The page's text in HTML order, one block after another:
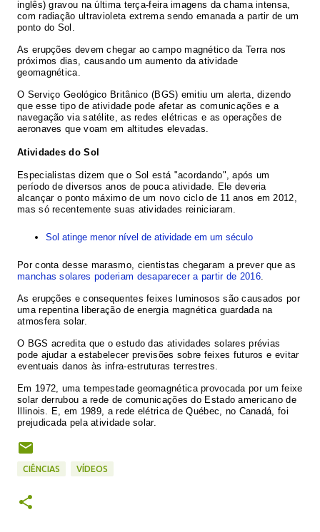
inglês) gravou na última terça-feira imagens da chama intensa,
com radiação ultravioleta extrema sendo emanada a partir de um
ponto do Sol.
As erupções devem chegar ao campo magnético da Terra nos
próximos dias, causando um aumento da atividade
geomagnética.
O Serviço Geológico Britânico (BGS) emitiu um alerta, dizendo
que esse tipo de atividade pode afetar as comunicações e a
navegação via satélite, as redes elétricas e as operações de
aeronaves que voam em altitudes elevadas.
Atividades do Sol
Especialistas dizem que o Sol está "acordando", após um
período de diversos anos de pouca atividade. Ele deveria
alcançar o ponto máximo de um novo ciclo de 11 anos em 2012,
mas só recentemente suas atividades reiniciaram.
Sol atinge menor nível de atividade em um século
Por conta desse marasmo, cientistas chegaram a prever que as
manchas solares poderiam desaparecer a partir de 2016.
As erupções e consequentes feixes luminosos são causados por
uma repentina liberação de energia magnética guardada na
atmosfera solar.
O BGS acredita que o estudo das atividades solares prévias
pode ajudar a estabelecer previsões sobre feixes futuros e evitar
eventuais danos às infra-estruturas terrestres.
Em 1972, uma tempestade geomagnética provocada por um feixe
solar derrubou a rede de comunicações do Estado americano de
Illinois. E, em 1989, a rede elétrica de Québec, no Canadá, foi
prejudicada pela atividade solar.
CIÊNCIAS VÍDEOS